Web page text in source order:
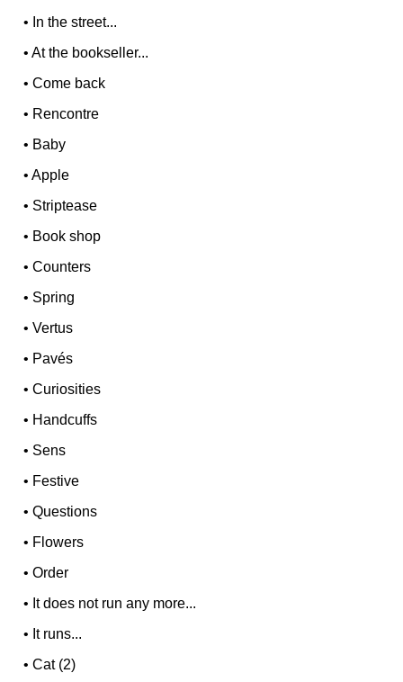
• In the street...
•At the bookseller...
•Come back
• Rencontre
• Baby
•Apple
• Striptease
• Book shop
•Counters
• Spring
•Vertus
• Pavés
•Curiosities
• Handcuffs
• Sens
• Festive
•Questions
• Flowers
•Order
• It does not run any more...
• It runs...
•Cat (2)